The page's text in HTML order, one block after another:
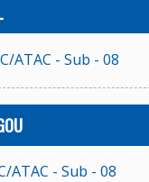
ATAC - Sub - 08
ATAC - Sub - 08